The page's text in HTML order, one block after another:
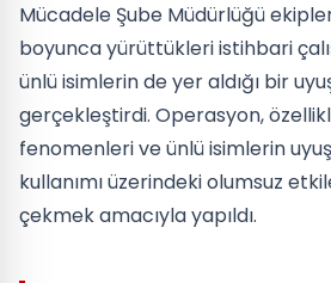
Mücadele Şube Müdürlüğü
boyunca yürüttükleri istihbari
ünlü isimlerin de yer aldığı bir
gerçekleştirdi. Operasyon,
fenomenleri ve ünlü isimlerin
kullanımı üzerindeki olumsuz
çekmek amacıyla yapıldı.